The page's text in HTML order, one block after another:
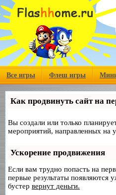
Все игры Флеш игры
Как продвинуть сайт на
Вы создали или только
мероприятий, направленных на
Ускорение продвижения
Если вам трудно попасть на
первые результаты появляются
бустер вернут деньги.